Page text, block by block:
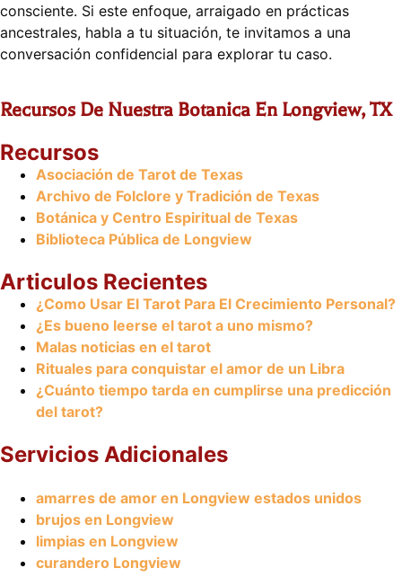
consciente. Si este enfoque, arraigado en prácticas
ancestrales, habla a tu situación, te invitamos a una
conversación confidencial para explorar tu caso.
Recursos De Nuestra Botanica En Longview, TX
Recursos
Asociación de Tarot de Texas
Archivo de Folclore y Tradición de Texas
Botánica y Centro Espiritual de Texas
Biblioteca Pública de Longview
Articulos Recientes
¿Como Usar El Tarot Para El Crecimiento Personal?
¿Es bueno leerse el tarot a uno mismo?
Malas noticias en el tarot
Rituales para conquistar el amor de un Libra
¿Cuánto tiempo tarda en cumplirse una predicción
del tarot?
Servicios Adicionales
amarres de amor en Longview estados unidos
brujos en Longview
limpias en Longview
curandero Longview